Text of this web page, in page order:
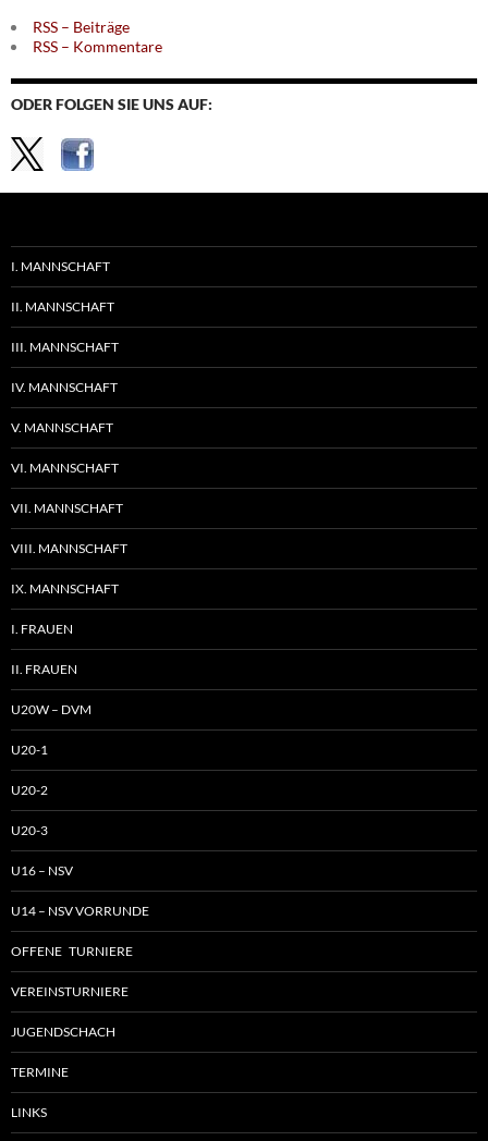
RSS – Beiträge
RSS – Kommentare
ODER FOLGEN SIE UNS AUF:
I. MANNSCHAFT
II. MANNSCHAFT
III. MANNSCHAFT
IV. MANNSCHAFT
V. MANNSCHAFT
VI. MANNSCHAFT
VII. MANNSCHAFT
VIII. MANNSCHAFT
IX. MANNSCHAFT
I. FRAUEN
II. FRAUEN
U20W – DVM
U20-1
U20-2
U20-3
U16 – NSV
U14 – NSV VORRUNDE
OFFENE TURNIERE
VEREINSTURNIERE
JUGENDSCHACH
TERMINE
LINKS